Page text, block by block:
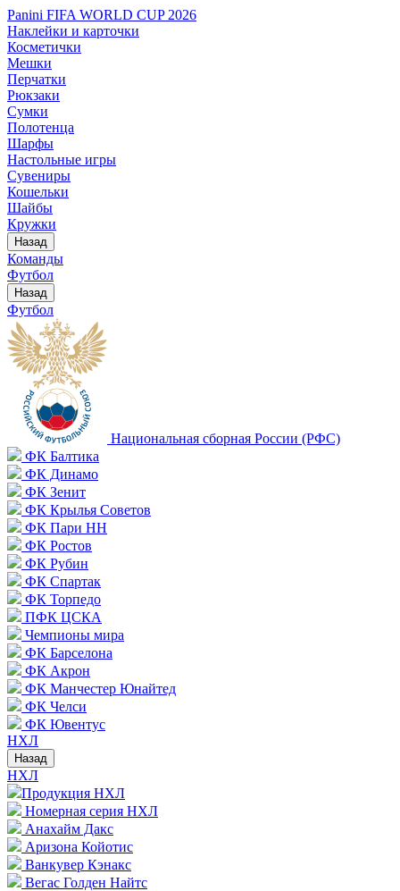
Panini FIFA WORLD CUP 2026
Наклейки и карточки
Косметички
Мешки
Перчатки
Рюкзаки
Сумки
Полотенца
Шарфы
Настольные игры
Сувениры
Кошельки
Шайбы
Кружки
Назад
Команды
Футбол
Назад
Футбол
Национальная сборная России (РФС)
ФК Балтика
ФК Динамо
ФК Зенит
ФК Крылья Советов
ФК Пари НН
ФК Ростов
ФК Рубин
ФК Спартак
ФК Торпедо
ПФК ЦСКА
Чемпионы мира
ФК Барселона
ФК Акрон
ФК Манчестер Юнайтед
ФК Челси
ФК Ювентус
НХЛ
Назад
НХЛ
Продукция НХЛ
Номерная серия НХЛ
Анахайм Дакс
Аризона Койотис
Ванкувер Кэнакс
Вегас Голден Найтс